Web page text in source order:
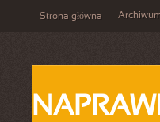
Strona główna